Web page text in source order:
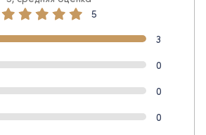
5
3
0
0
0